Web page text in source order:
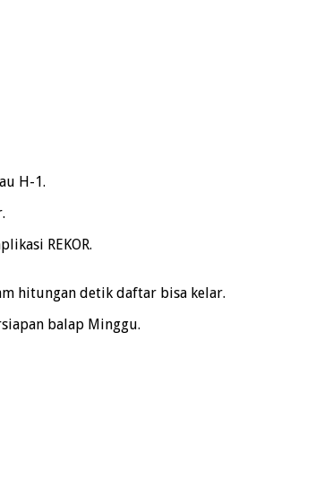
H-1.
REKOR.
hitungan detik daftar bisa kelar.
balap Minggu.